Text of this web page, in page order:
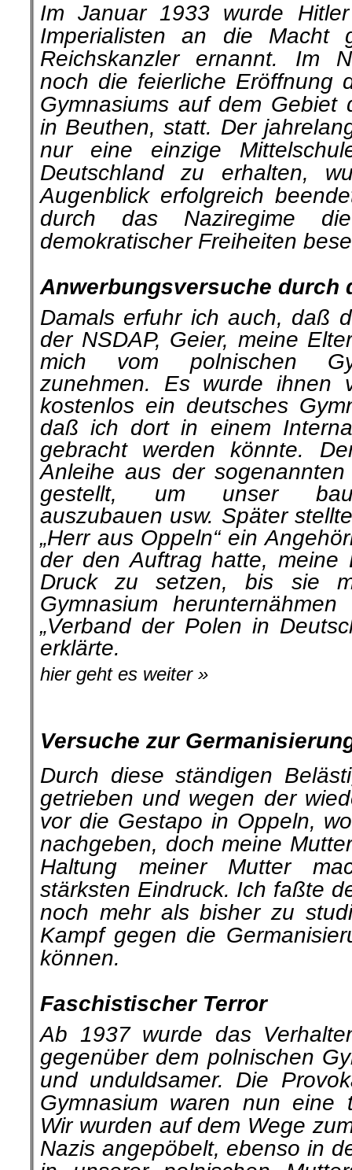
Im Januar 1933 wurde
Imperialisten an die Macht
Reichskanzler ernannt. Im
noch die feierliche Eröffnung
Gymnasiums auf dem Gebiet
in Beuthen, statt. Der
nur eine einzige
Deutschland zu erhalten,
Augenblick erfolgreich
durch das Naziregime
demokratischer Freiheiten
Anwerbungsversuche durch
Damals erfuhr ich auch, daß
der NSDAP, Geier, meine
mich vom polnischen
zunehmen. Es wurde ihnen
kostenlos ein deutsches
daß ich dort in einem
gebracht werden könnte.
Anleihe aus der soge­nannten
gestellt, um unser
auszubauen usw. Später
„Herr aus Oppeln“ ein
der den Auftrag hatte, meine
Druck zu setzen, bis sie
Gymnasium
„Verband der Polen in
erklärte.
hier geht es weiter »
Versuche zur
Durch diese ständigen
getrieben und wegen der
vor die Gestapo in Oppeln,
nachgeben, doch meine
Haltung meiner Mutter
stärksten Eindruck. Ich faßte
noch mehr als bisher zu
Kampf gegen die
können.
Faschistischer Terror
Ab 1937 wurde das
gegenüber dem pol­nischen
und unduldsamer. Die
Gymnasium waren nun eine
Wir wurden auf dem Wege
Nazis angepöbelt, ebenso in